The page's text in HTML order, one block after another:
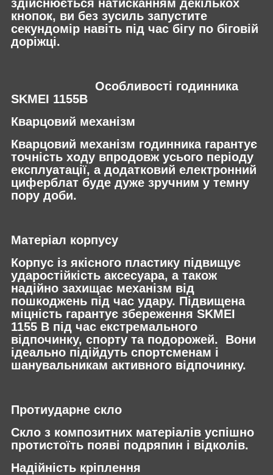
здійснюється натисканням декількох
кнопок, ви без зусиль запустите
секундомір навіть під час бігу по біговій
доріжці.
Особливості годинника
SKMEI 1155B
Кварцовий механізм
Кварцовий механізм годинника гарантує
точність ходу впродовж усього періоду
експлуатації, а додатковий електронний
циферблат буде дуже зручним у темну
пору доби.
Матеріал корпусу
Корпус із якісного пластику підвищує
ударостійкість аксесуара, а також
надійно захищає механізм від
пошкоджень під час удару. Підвищена
міцність гарантує збереження SKMEI
1155 B під час екстремального
відпочинку, спорту та подорожей. Вони
ідеально підійдуть спортсменам і
шанувальникам активного відпочинку.
Протиударне скло
Скло з композитних матеріалів успішно
протистоїть появі подряпин і відколів.
Надійність кріплення